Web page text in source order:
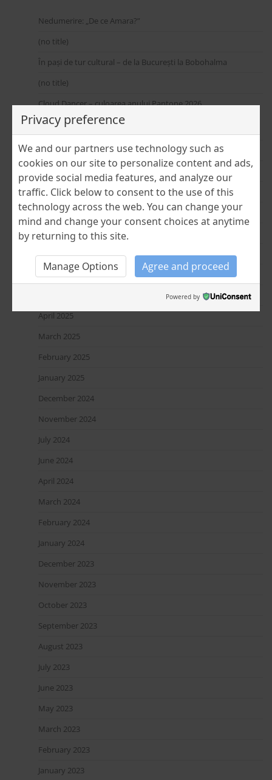
Nedumerire: „De ce Amara?”
(no title)
În pași de tur cultural – de la București la Bobohalma
(no title)
Cloud Dancer – culoarea anului Pantone 2026
July 2026
May 2026
January 2026
December 2025
October 2025
September 2025
August 2025
April 2025
March 2025
February 2025
January 2025
December 2024
November 2024
July 2024
June 2024
April 2024
March 2024
February 2024
January 2024
December 2023
November 2023
October 2023
September 2023
August 2023
July 2023
June 2023
May 2023
March 2023
February 2023
January 2023
Privacy preference
We and our partners use technology such as
cookies on our site to personalize content and ads,
provide social media features, and analyze our
traffic. Click below to consent to the use of this
technology across the web. You can change your
mind and change your consent choices at anytime
by returning to this site.
Manage Options Agree and proceed
Powered by